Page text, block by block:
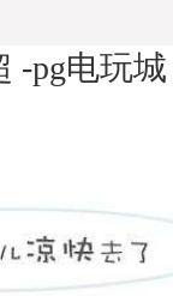
钢宣传栏
-pg电玩城